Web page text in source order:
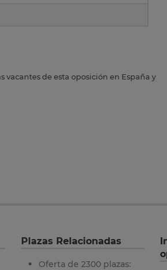
vacantes de esta oposición en España y
Plazas Relacionadas
Oferta de 2300 plazas: